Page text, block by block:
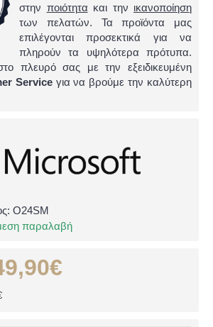
στην ποιότητα και την ικανοποίηση
των πελατών. Τα προϊόντα μας
επιλέγονται προσεκτικά για να
πληρούν τα υψηλότερα πρότυπα.
πλευρό σας με την εξειδικευμένη
Serviceγια να βρούμε την καλύτερη
O24SM
παραλαβή